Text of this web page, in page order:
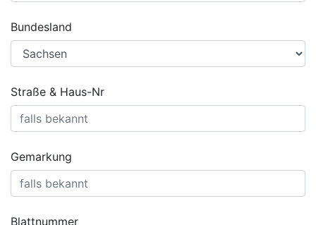
Bundesland
Straße & Haus-Nr
Gemarkung
Blattnummer